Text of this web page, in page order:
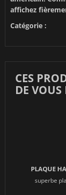
affichez
Catégorie :
CES
DE VOUS
PLAQUE
superbe